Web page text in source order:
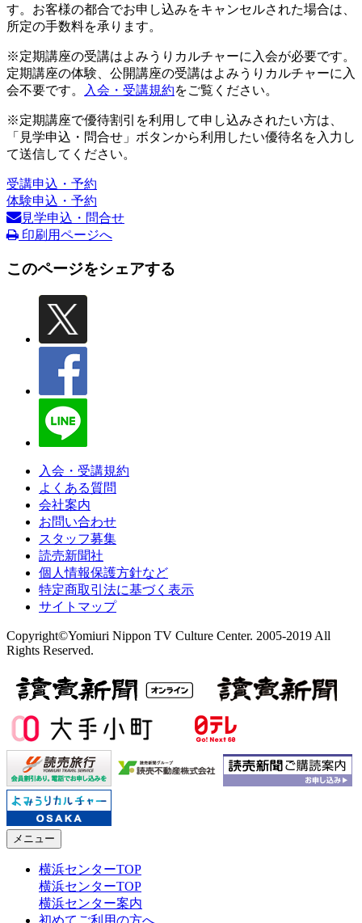
す。お客様の都合でお申し込みをキャンセルされた場合は、
所定の手数料を承ります。
※定期講座の受講はよみうりカルチャーに入会が必要です。
定期講座の体験、公開講座の受講はよみうりカルチャーに入
会不要です。
入会・受講規約をご覧ください。
※定期講座で優待割引を利用して申し込みされたい方は、
「見学申込・問合せ」ボタンから利用したい優待名を入力し
て送信してください。
受講申込・予約
体験申込・予約
見学申込・問合せ
印刷用ページへ
このページをシェアする
入会・受講規約
よくある質問
会社案内
お問い合わせ
スタッフ募集
読売新聞社
個人情報保護方針など
特定商取引法に基づく表示
サイトマップ
Copyright©Yomiuri Nippon TV Culture Center. 2005-2019 All
Rights Reserved.
メニュー
横浜センターTOP
横浜センターTOP
横浜センター案内
初めてご利用の方へ